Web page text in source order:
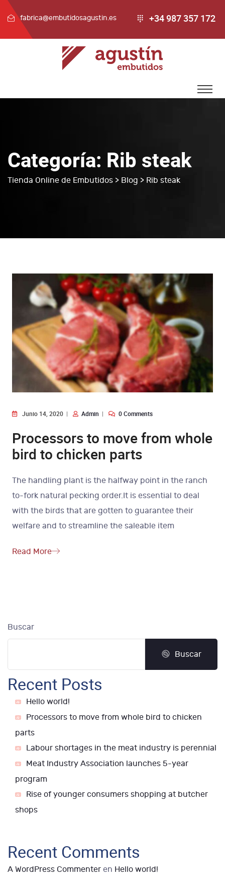
fabrica@embutidosagustin.es +34 987 357 172
Categoría: Rib steak
Tienda Online de Embutidos > Blog > Rib steak
Junio 14, 2020 Admin 0 Comments
Processors to move from whole
bird to chicken parts
The handling plant is the halfway point in the ranch
to-fork natural pecking order.It is essential to deal
with the birds that are gotten to guarantee their
welfare and to streamline the saleable item
Read More
Buscar
Buscar
Recent Posts
Hello world!
Processors to move from whole bird to chicken
parts
Labour shortages in the meat industry is perennial
Meat Industry Association launches 5-year
program
Rise of younger consumers shopping at butcher
shops
Recent Comments
A WordPress Commenter en Hello world!